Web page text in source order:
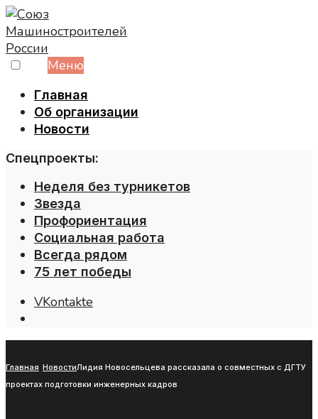
Skip
to
content
Меню
Главная
Об организации
Новости
Спецпроекты:
Неделя без турникетов
Звезда
Профориентация
Социальная работа
Всегда рядом
75 лет победы
VKontakte
Главная НовостиЛидия Новосельцева рассказала о совместных с ДГТУ
проектах подготовки инженерных кадров